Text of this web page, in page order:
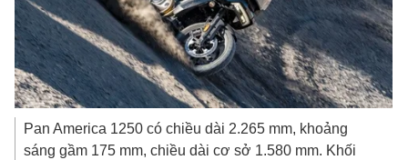
Pan America 1250 có chiều dài 2.265 mm, khoảng
sáng gầm 175 mm, chiều dài cơ sở 1.580 mm. Khối